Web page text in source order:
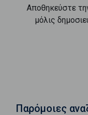
Αποθηκεύστε
μόλις
Παρόμοιες